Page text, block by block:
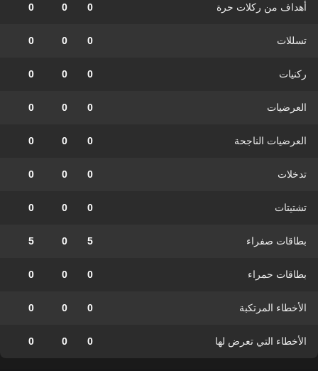
أهداف من ركلات حرة 0
0
0
تسللات 0
0
0
ركنيات 0
0
0
العرضيات 0
0
0
العرضيات الناجحة 0
0
0
تدخلات 0
0
0
تشتيتات 0
0
0
بطاقات صفراء 5
0
5
بطاقات حمراء 0
0
0
الأخطاء المرتكبة 0
0
0
الأخطاء التي تعرض لها 0
0
0